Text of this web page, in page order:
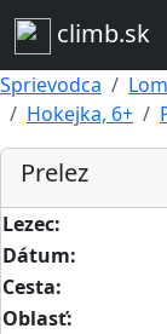
climb.sk
Sprievodca
Hokejka, 6+
Prelez
Lezec:
Dátum:
Cesta:
Oblasť: